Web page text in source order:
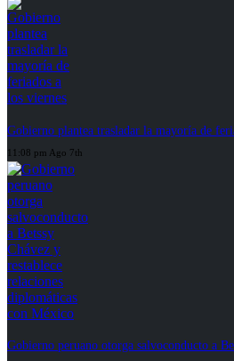
Gobierno plantea trasladar la mayoría de
11:08 pm Ago 7th
Gobierno peruano otorga salvoconducto a